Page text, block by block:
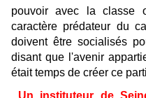
pouvoir avec la classe
caractère prédateur du
doivent être socialisés
disant que l'avenir
était temps de créer ce
Un instituteur de